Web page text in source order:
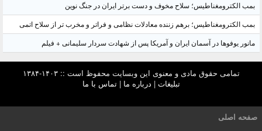
بمب الکترومغناطیس؛ سلاح مخوف و دست برتر ایران در جنگ نوین
بمب الکترومغناطیس؛ برهم زننده معادلات نظامی و فراتر و مخرب تر از سلاح اتمی
مانور یوفوها در آسمان ایران و آمریکا پس از شهادت سردار سلیمانی + فیلم
تمامی حقوق مادی و معنوی این وبسایت محفوظ است :: ۱۴۰۳-۱۳۸۴
تبلیغات | درباره ما |تماس با ما
صفحه اصلی